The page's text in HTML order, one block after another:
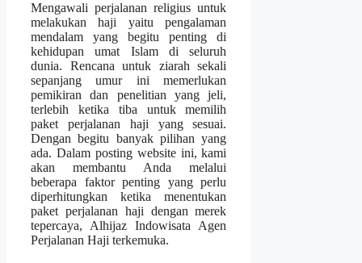
Mengawali perjalanan religius untuk
melakukan haji yaitu pengalaman
mendalam yang begitu penting di
kehidupan umat Islam di seluruh
dunia. Rencana untuk ziarah sekali
sepanjang umur ini memerlukan
pemikiran dan penelitian yang jeli,
terlebih ketika tiba untuk memilih
paket perjalanan haji yang sesuai.
Dengan begitu banyak pilihan yang
ada. Dalam posting website ini, kami
akan membantu Anda melalui
beberapa faktor penting yang perlu
diperhitungkan ketika menentukan
paket perjalanan haji dengan merek
tepercaya, Alhijaz Indowisata Agen
Perjalanan Haji terkemuka.